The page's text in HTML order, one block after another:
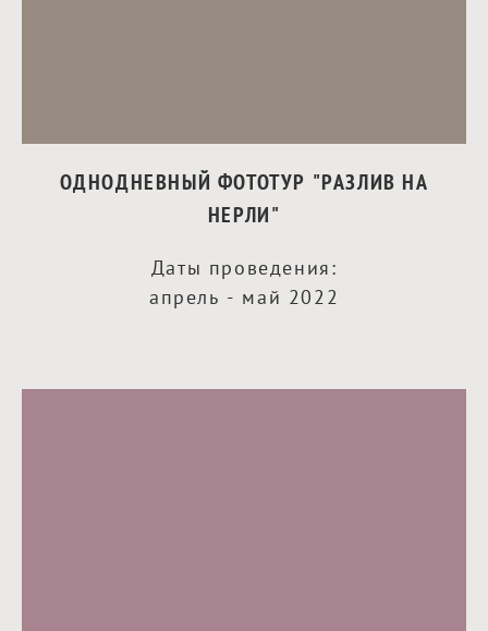
ОДНОДНЕВНЫЙ ФОТОТУР "РАЗЛИВ НА
НЕРЛИ"
Даты проведения:
апрель - май 2022